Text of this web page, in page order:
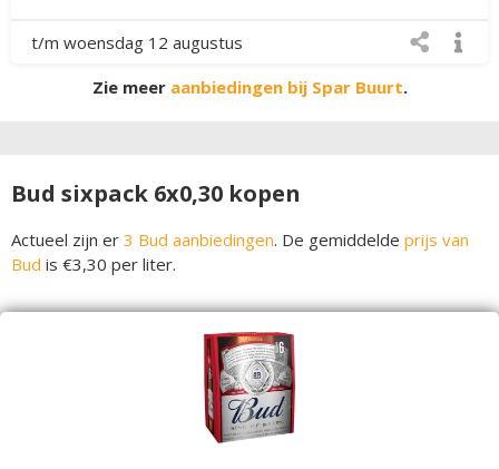
t/m woensdag 12 augustus
Zie meer aanbiedingen bij Spar Buurt.
Bud sixpack 6x0,30 kopen
Actueel zijn er 3 Bud aanbiedingen. De gemiddelde prijs van
Bud is €3,30 per liter.